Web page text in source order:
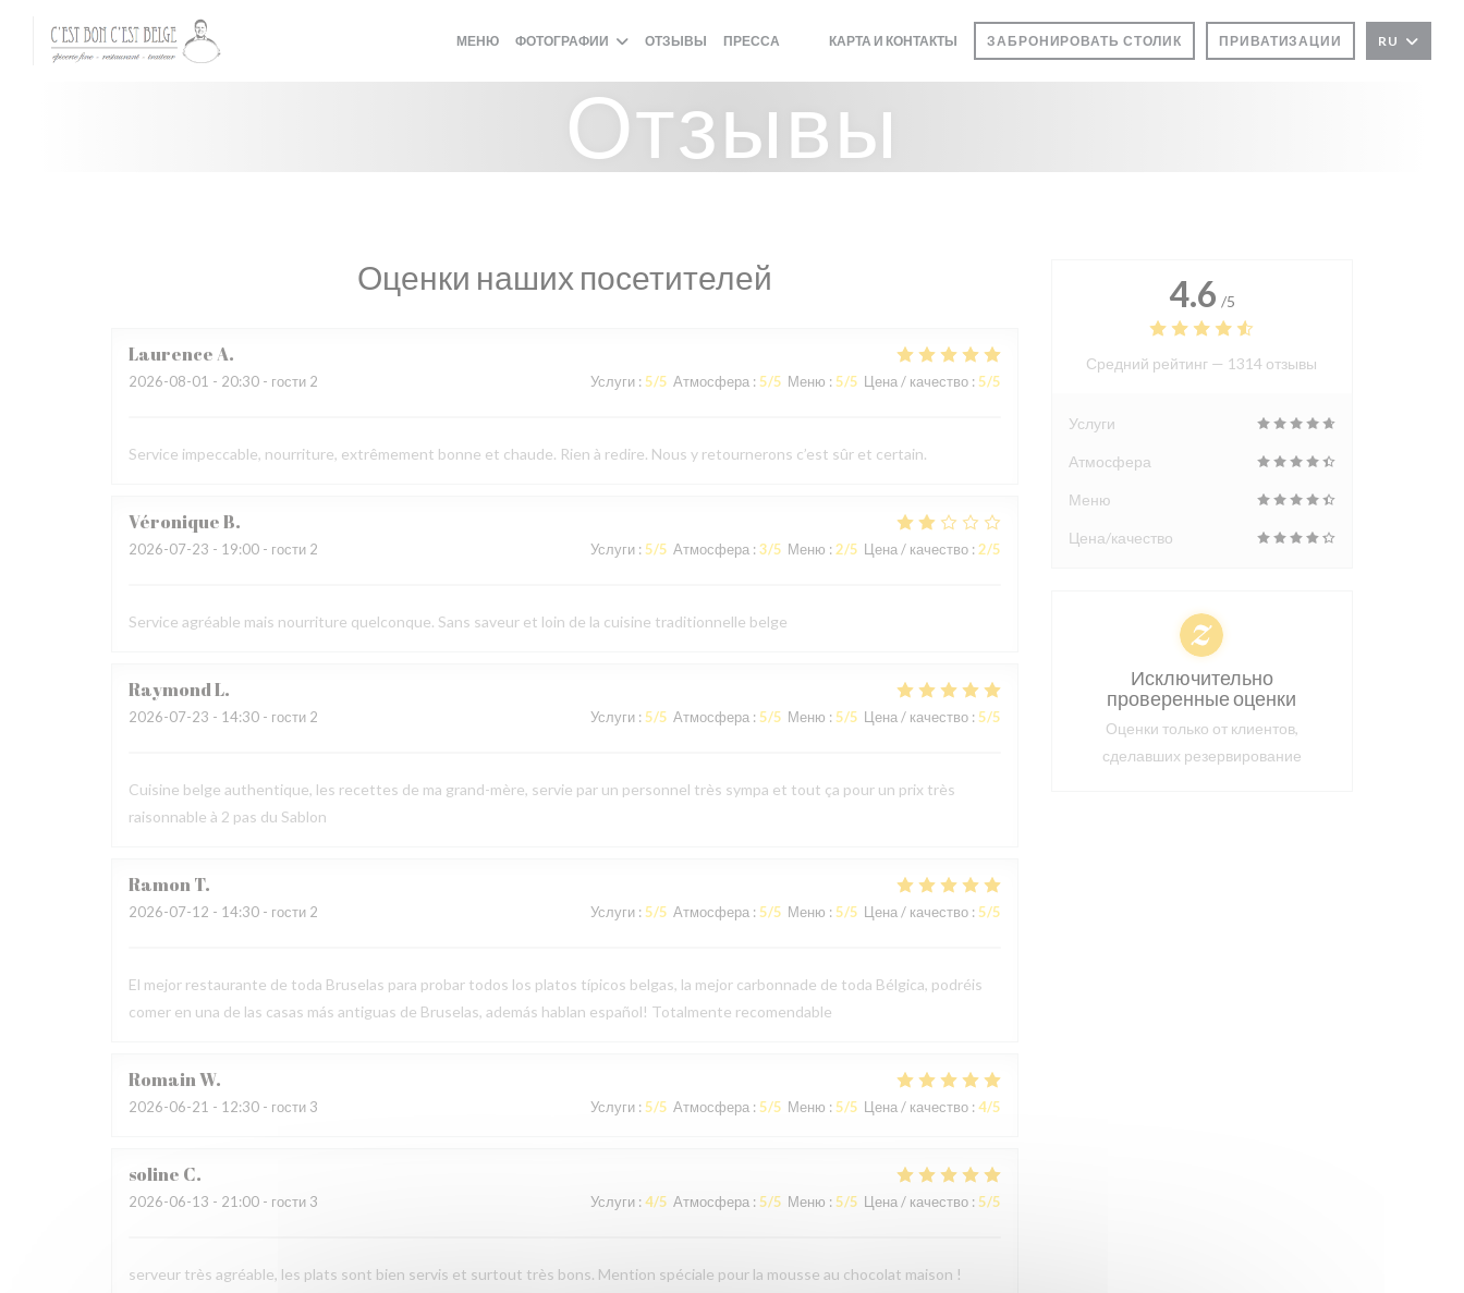
Панель управления cookies
МЕНЮ ФОТОГРАФИИ ОТЗЫВЫ ПРЕССА
((ОТКРЫВАЕТСЯ В НОВОМ ОКНЕ))
((ОТКРЫВАЕТСЯ В НОВОМ ОКНЕ))
КАРТА И КОНТАКТЫ ЗАБРОНИРОВАТЬ СТОЛИК ПРИВАТИЗАЦИИ RU
Отзывы
Оценки наших посетителей
LaurenceA
2026-08-01 - 20:30 - гости 2 Услуги: 5/5 Атмосфера : 5/5 Меню : 5/5 Цена / качество: 5/5
Service impeccable, nourriture, extrêmement bonne et chaude. Rien à redire. Nous y retournerons c’est sûr et certain.
VéroniqueB
2026-07-23 - 19:00 - гости 2 Услуги: 5/5 Атмосфера : 3/5 Меню : 2/5 Цена / качество: 2/5
Service agréable mais nourriture quelconque. Sans saveur et loin de la cuisine traditionnelle belge
RaymondL
2026-07-23 - 14:30 - гости 2 Услуги: 5/5 Атмосфера : 5/5 Меню : 5/5 Цена / качество: 5/5
Cuisine belge authentique, les recettes de ma grand-mère, servie par un personnel très sympa et tout ça pour un prix très
raisonnable à 2 pas du Sablon
RamonT
2026-07-12 - 14:30 - гости 2 Услуги: 5/5 Атмосфера : 5/5 Меню : 5/5 Цена / качество: 5/5
El mejor restaurante de toda Bruselas para probar todos los platos típicos belgas, la mejor carbonnade de toda Bélgica, podréis
comer en una de las casas más antiguas de Bruselas, además hablan español! Totalmente recomendable
RomainW
2026-06-21 - 12:30 - гости 3 Услуги: 5/5 Атмосфера : 5/5 Меню : 5/5 Цена / качество: 4/5
soline C
2026-06-13 - 21:00 - гости 3 Услуги: 4/5 Атмосфера : 5/5 Меню : 5/5 Цена / качество: 5/5
serveur très agréable, les plats sont bien servis et surtout très bons. Mention spéciale pour la mousse au chocolat maison !
4.6 /5
Средний рейтинг — 1314 отзывы
Услуги
Атмосфера
Меню
Цена/качество
Исключительно
проверенные оценки
Оценки только от клиентов,
сделавших резервирование